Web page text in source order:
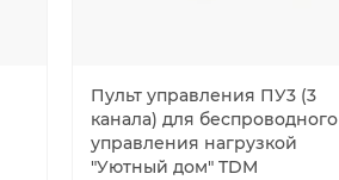
Пульт управления ПУ3 (3
канала) для беспроводного
управления нагрузкой
"Уютный дом" TDM